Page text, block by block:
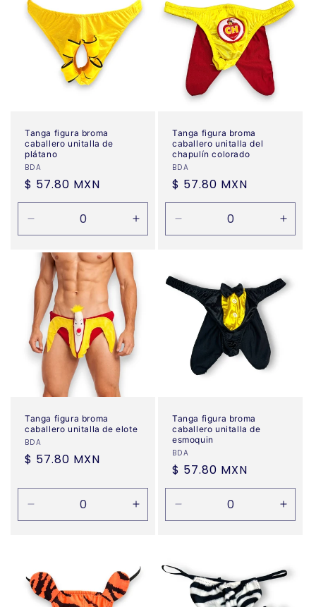
Tanga figura broma
caballero unitalla de
plátano
Proveedor:
BDA
Precio
habitual
$ 57.80 MXN
cantidad
para
Default
Title
Aumentar
cantidad
Title
Tanga figura broma
caballero unitalla del
chapulín colorado
Proveedor:
BDA
Precio
habitual
$ 57.80 MXN
cantidad
Title
Title
Tanga figura broma
caballero unitalla de elote
Proveedor:
BDA
Precio
$ 57.80 MXN
cantidad
Title
Aumentar
cantidad
Title
Tanga figura broma
caballero unitalla de
esmoquin
Proveedor:
BDA
Precio
habitual
$ 57.80 MXN
cantidad
Title
Title